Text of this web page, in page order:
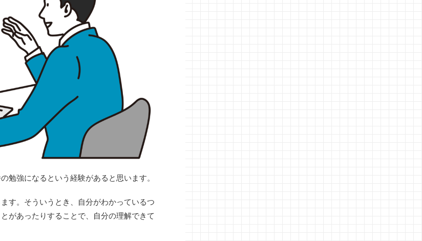
勉強になるという経験があると思います。
す。そういうとき、自分がわかっているつ
があったりすることで、自分の理解できて